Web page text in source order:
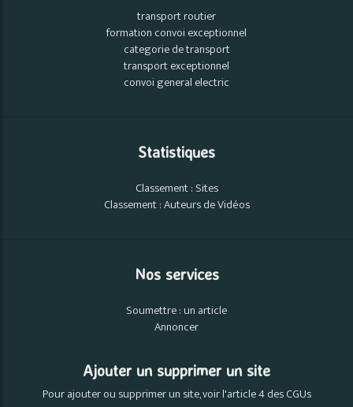
transport routier
formation convoi exceptionnel
categorie de transport
transport exceptionnel
convoi general electric
Statistiques
Classement : Sites
Classement : Auteurs de Vidéos
Nos services
Soumettre : un article
Annoncer
Ajouter un supprimer un site
Pour ajouter ou supprimer un site, voir l'article 4 des CGUs